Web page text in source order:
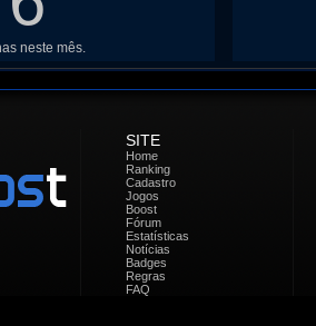
neste mês.
SITE
Home
Ranking
Cadastro
Jogos
Boost
Fórum
Estatísticas
Notícias
Badges
Regras
FAQ